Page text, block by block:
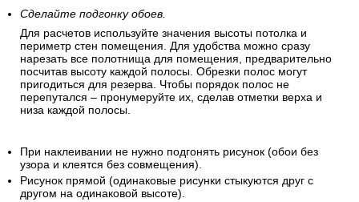
Сделайте подгонку обоев.
Для расчетов используйте значения высоты потолка и
периметр стен помещения. Для удобства можно сразу
нарезать все полотнища для помещения, предварительно
посчитав высоту каждой полосы. Обрезки полос могут
пригодиться для резерва. Чтобы порядок полос не
перепутался – пронумеруйте их, сделав отметки верха и
низа каждой полосы.
При наклеивании не нужно подгонять рисунок (обои без
узора и клеятся без совмещения).
Рисунок прямой (одинаковые рисунки стыкуются друг с
другом на одинаковой высоте).